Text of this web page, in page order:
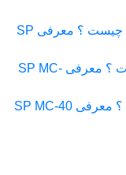
مینی لودر سنوپارس چیست ؟ معرفی SP
مینی لودر سنوپارس چیست ؟ معرفی SP MC-
مینی لودر سنوپارس چیست ؟ معرفی SP MC-40